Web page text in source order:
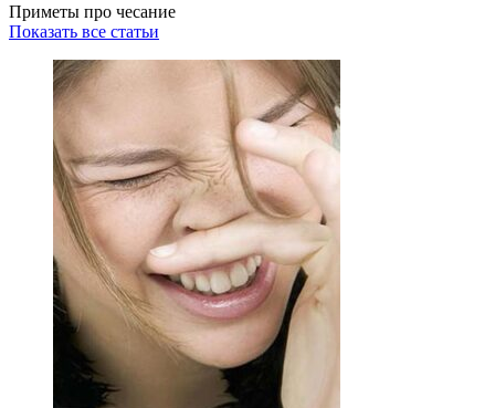
Приметы про чесание
Показать все статьи